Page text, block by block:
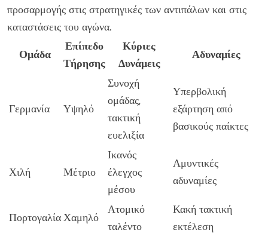
προσαρμογής στις στρατηγικές των αντιπάλων και στις
καταστάσεις του αγώνα.
Ομάδα
Επίπεδο
Τήρησης
Κύριες
Δυνάμεις
Αδυναμίες
Γερμανία Υψηλό
Συνοχή
ομάδας,
τακτική
ευελιξία
Υπερβολική
εξάρτηση από
βασικούς παίκτες
Χιλή Μέτριο
Ικανός
έλεγχος
μέσου
Αμυντικές
αδυναμίες
ΠορτογαλίαΧαμηλό
Ατομικό
ταλέντο
Κακή τακτική
εκτέλεση